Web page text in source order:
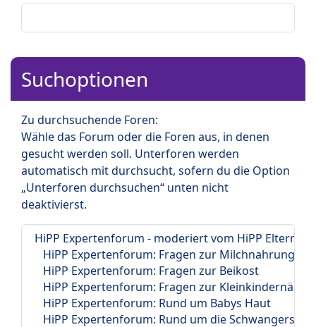
Suchoptionen
Zu durchsuchende Foren:
Wähle das Forum oder die Foren aus, in denen
gesucht werden soll. Unterforen werden
automatisch mit durchsucht, sofern du die Option
„Unterforen durchsuchen“ unten nicht
deaktivierst.